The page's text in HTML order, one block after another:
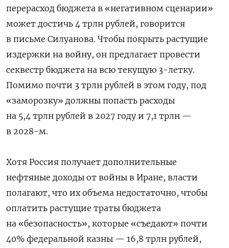
перерасход бюджета в «негативном сценарии»
может достичь 4 трлн рублей, говорится
в письме Силуанова. Чтобы покрыть растущие
издержки на войну, он предлагает провести
секвестр бюджета на всю текущую 3-летку.
Помимо почти 3 трлн рублей в этом году, под
«заморозку» должны попасть расходы
на 5,4 трлн рублей в 2027 году и 7,1 трлн —
в 2028-м.
Хотя Россия получает дополнительные
нефтяные доходы от войны в Иране, власти
полагают, что их объема недостаточно, чтобы
оплатить растущие траты бюджета
на «безопасность», которые «съедают» почти
40% федеральной казны — 16,8 трлн рублей,